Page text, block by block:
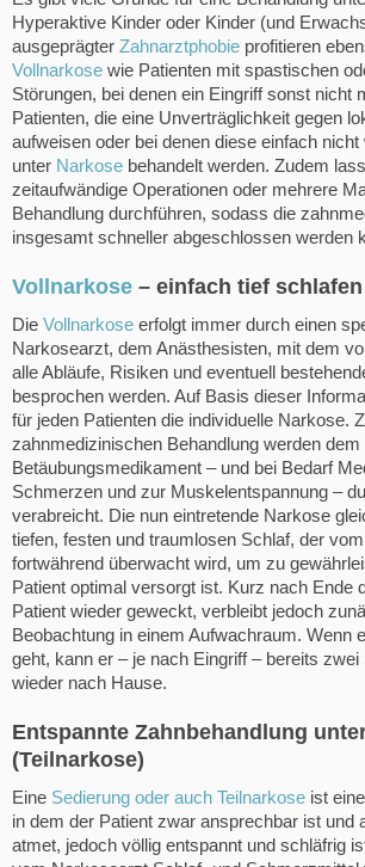
Hyperaktive Kinder oder Kinder (und
ausgeprägter Zahnarztphobie profitieren
Vollnarkose wie Patienten mit spastischen
Störungen, bei denen ein Eingriff sonst nicht
Patienten, die eine Unverträglichkeit gegen
aufweisen oder bei denen diese einfach
unter Narkose behandelt werden. Zudem
zeitaufwändige Operationen oder mehrere
Behandlung durchführen, sodass die
insgesamt schneller abgeschlossen werden
Vollnarkose – einfach tief schlafen
Die Vollnarkose erfolgt immer durch einen
Narkosearzt, dem Anästhesisten, mit dem
alle Abläufe, Risiken und eventuell
besprochen werden. Auf Basis dieser
für jeden Patienten die individuelle Narkose.
zahnmedizinischen Behandlung werden dem
Betäubungsmedikament – und bei Bedarf
Schmerzen und zur Muskelentspannung –
verabreicht. Die nun eintretende Narkose
tiefen, festen und traumlosen Schlaf, der
fortwährend überwacht wird, um zu
Patient optimal versorgt ist. Kurz nach Ende
Patient wieder geweckt, verbleibt jedoch
Beobachtung in einem Aufwachraum. Wenn
geht, kann er – je nach Eingriff – bereits
wieder nach Hause.
Entspannte Zahnbehandlung
(Teilnarkose)
Eine Sedierung oder auch Teilnarkose ist
in dem der Patient zwar ansprechbar ist und
atmet, jedoch völlig entspannt und schläfrig